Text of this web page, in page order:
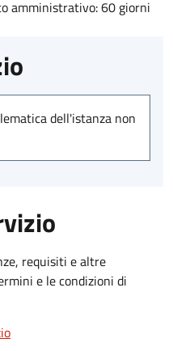
amministrativo: 60 giorni
dell'istanza non
requisiti e altre
e le condizioni di